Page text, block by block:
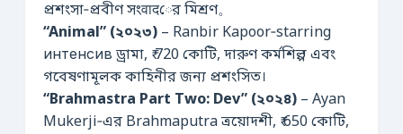
প্রশংসা‑প্রবীণ সংवादের মিশ্রণ。
“Animal” (২০২৩) – Ranbir Kapoor‑starring
интенсив ড্রামা, ₹ 720 কোটি, দারুণ কর্মশিল্প এবং
গবেষণামূলক কাহিনীর জন্য প্রশংসিত।
“Brahmastra Part Two: Dev” (২০২৪) – Ayan
Mukerji‑এর Brahmaputra ত্রয়োদশী, ₹ 650 কোটি,